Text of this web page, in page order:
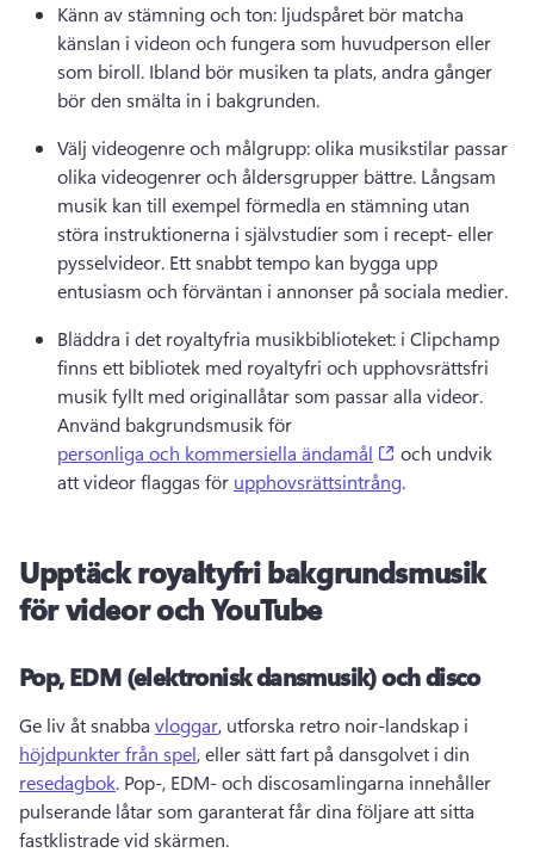
Känn av stämning och ton: ljudspåret bör matcha
känslan i videon och fungera som huvudperson eller
som biroll. Ibland bör musiken ta plats, andra gånger
bör den smälta in i bakgrunden.
Välj videogenre och målgrupp: olika musikstilar passar
olika videogenrer och åldersgrupper bättre. Långsam
musik kan till exempel förmedla en stämning utan
störa instruktionerna i självstudier som i recept- eller
pysselvideor. Ett snabbt tempo kan bygga upp
entusiasm och förväntan i annonser på sociala medier.
Bläddra i det royaltyfria musikbiblioteket: i Clipchamp
finns ett bibliotek med royaltyfri och upphovsrättsfri
Använd bakgrundsmusik för
personliga och kommersiella ändamål
(opens in a new
och undvik
att videor flaggas för upphovsrättsintrång.
Upptäck royaltyfri bakgrundsmusik
för videor och YouTube
Pop, EDM (elektronisk dansmusik) och disco
Ge liv åt snabba vloggar, utforska retro noir-landskap i
höjdpunkter från spel, eller sätt fart på dansgolvet i din
resedagbok. Pop-, EDM- och discosamlingarna innehåller
pulserande låtar som garanterat får dina följare att sitta
fastklistrade vid skärmen.